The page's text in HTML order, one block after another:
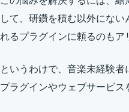
して、研鑽を積む以外にな
れるプラグインに頼るのもア
というわけで、音楽未経験
プラグインやウェブサービス